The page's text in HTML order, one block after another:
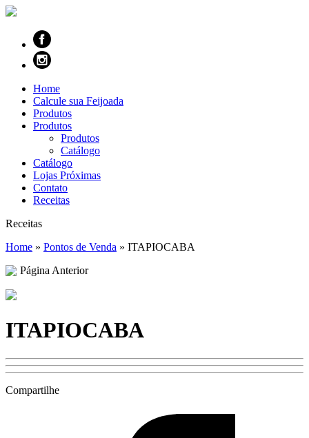
Home
Calcule sua Feijoada
Produtos
Produtos
Produtos
Catálogo
Catálogo
Lojas Próximas
Contato
Receitas
Receitas
Home » Pontos de Venda » ITAPIOCABA
Página Anterior
ITAPIOCABA
Compartilhe